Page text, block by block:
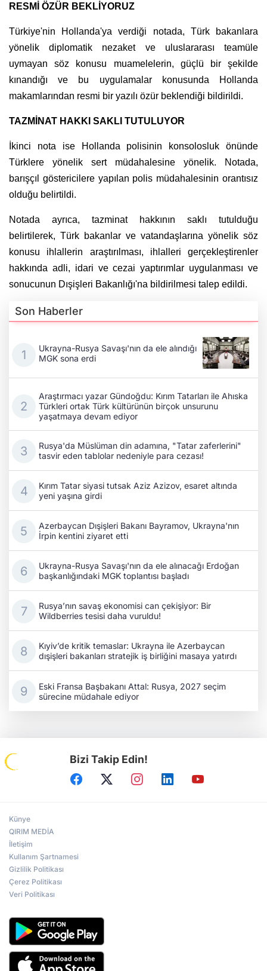
RESMİ ÖZÜR BEKLİYORUZ
Türkiye'nin Hollanda'ya verdiği notada, Türk bakanlara
yönelik diplomatik nezaket ve uluslararası teamüle
uymayan söz konusu muamelelerin, güçlü bir şekilde
kınandığı ve bu uygulamalar konusunda Hollanda
makamlarından resmi bir yazılı özür beklendiği bildirildi.
TAZMİNAT HAKKI SAKLI TUTULUYOR
İkinci nota ise Hollanda polisinin konsolosluk önünde
Türklere yönelik sert müdahalesine yönelik. Notada,
barışçıl göstericilere yapılan polis müdahalesinin orantısız
olduğu belirtildi.
Notada ayrıca, tazminat hakkının saklı tutulduğu
belirtilerek, Türk bakanlar ve vatandaşlarına yönelik söz
konusu ihlallerin araştırılması, ihlalleri gerçekleştirenler
hakkında adli, idari ve cezai yaptırımlar uygulanması ve
sonucunun Dışişleri Bakanlığı'na bildirilmesi talep edildi.
Son Haberler
Ukrayna-Rusya Savaşı'nın da ele alındığı
MGK sona erdi
Araştırmacı yazar Gündoğdu: Kırım Tatarları ile Ahıska
Türkleri ortak Türk kültürünün birçok unsurunu
yaşatmaya devam ediyor
Rusya'da Müslüman din adamına, "Tatar zaferlerini"
tasvir eden tablolar nedeniyle para cezası!
Kırım Tatar siyasi tutsak Aziz Azizov, esaret altında
yeni yaşına girdi
Azerbaycan Dışişleri Bakanı Bayramov, Ukrayna'nın
İrpin kentini ziyaret etti
Ukrayna-Rusya Savaşı'nın da ele alınacağı Erdoğan
başkanlığındaki MGK toplantısı başladı
Rusya’nın savaş ekonomisi can çekişiyor: Bir
Wildberries tesisi daha vuruldu!
Kıyiv’de kritik temaslar: Ukrayna ile Azerbaycan
dışişleri bakanları stratejik iş birliğini masaya yatırdı
Eski Fransa Başbakanı Attal: Rusya, 2027 seçim
sürecine müdahale ediyor
Bizi Takip Edin!
Künye
QIRIM MEDİA
İletişim
Kullanım Şartnamesi
Gizlilik Politikası
Çerez Politikası
Veri Politikası